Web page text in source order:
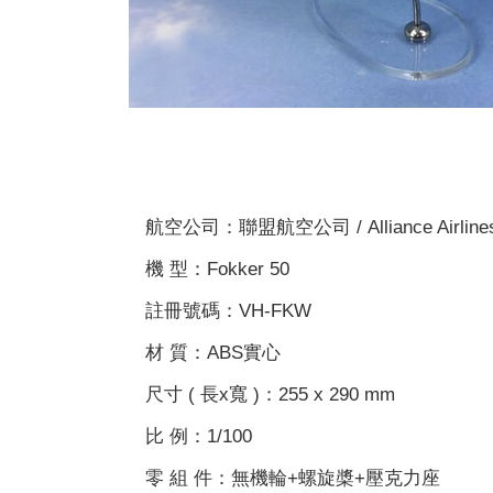
航空公司：聯盟航空公司 / Alliance
機 型：Fokker 50
註冊號碼：VH-FKW
材 質：ABS實心
尺寸 ( 長x寬 )：255 x 290 mm
比 例：1/100
零 組 件：無機輪+螺旋槳+壓克力座